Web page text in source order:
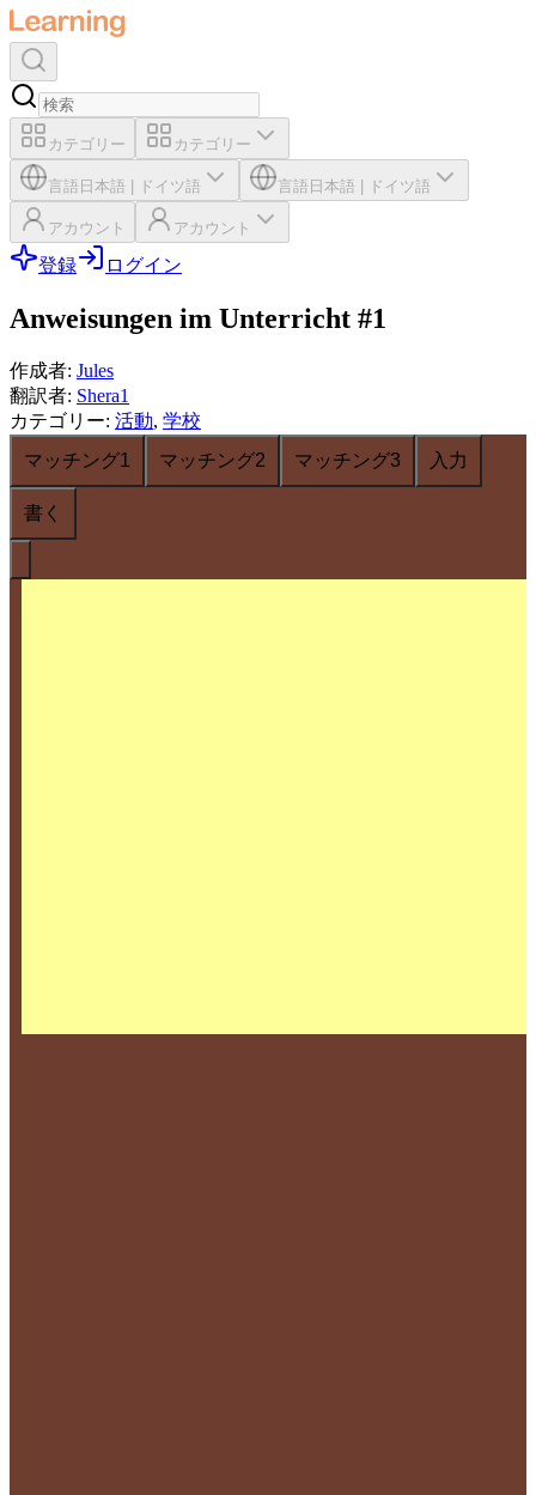
カテゴリー カテゴリー
言語 日本語 ドイツ語 言語 日本語 ドイツ語
アカウント アカウント
登録 ログイン
Anweisungen im Unterricht #1
作成者: Jules
翻訳者: Shera1
カテゴリー: 活動, 学校
マッチング1
マッチング2 マッチング3 入力
書く